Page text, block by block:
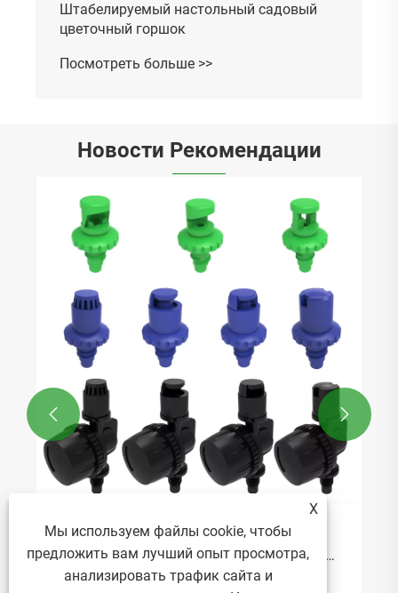
Штабелируемый настольный садовый
цветочный горшок
Посмотреть больше >>
Новости Рекомендации
Как микроразбрызгиватели могут
оптимизировать распределение воды в
теплицах?
 
X
Мы используем файлы cookie, чтобы
предложить вам лучший опыт просмотра,
анализировать трафик сайта и